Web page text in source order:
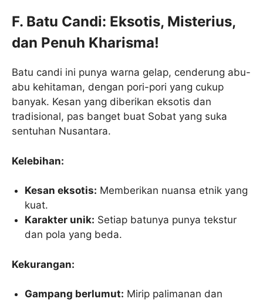
F. Batu Candi: Eksotis, Misterius,
dan Penuh Kharisma!
Batu candi ini punya warna gelap, cenderung abu-
abu kehitaman, dengan pori-pori yang cukup
banyak. Kesan yang diberikan eksotis dan
tradisional, pas banget buat Sobat yang suka
sentuhan Nusantara.
Kelebihan:
Kesan eksotis: Memberikan nuansa etnik yang
kuat.
Karakter unik: Setiap batunya punya tekstur
dan pola yang beda.
Kekurangan:
Gampang berlumut: Mirip palimanan dan